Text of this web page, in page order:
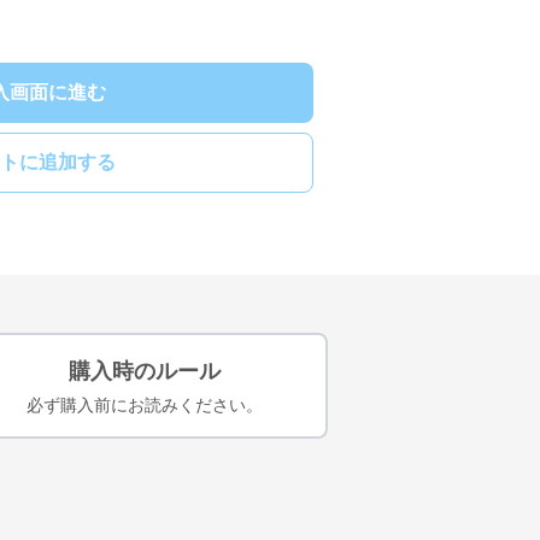
画面に進む
に追加する
購入時のルール
必ず購入前にお読みください。